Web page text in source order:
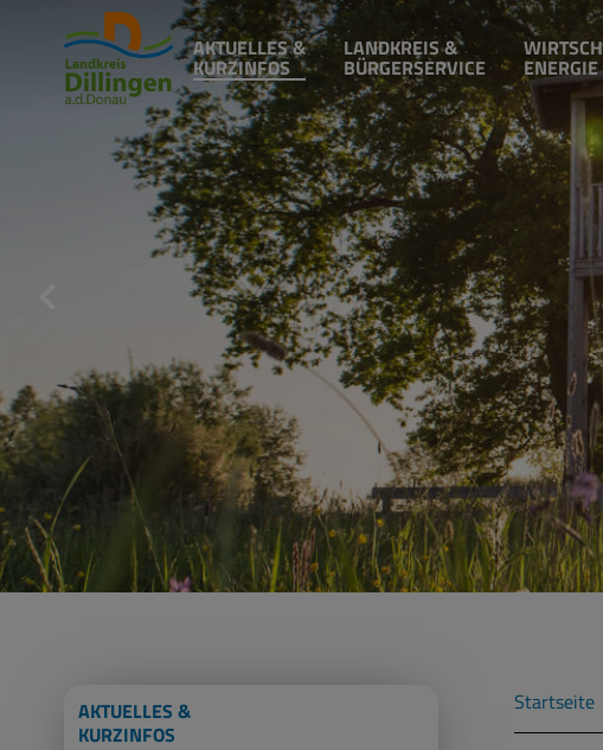
AKTUELLES &
KURZINFOS
LANDKREIS &
BÜRGERSERVICE ENERGIE
AKTUELLES &
KURZINFOS
Startseite